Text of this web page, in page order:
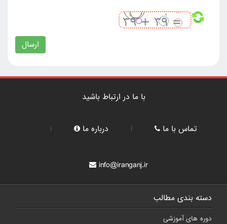
ارسال
با ما در ارتباط باشید
تماس با ما درباره ما
info@iranganj.ir
دسته بندی مطالب
دوره های آموزشی